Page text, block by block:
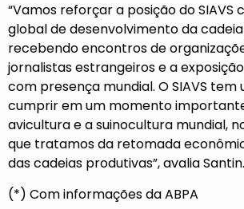
“Vamos reforçar a posição do SIAVS
global de desenvolvimento da
recebendo encontros de
jornalistas estrangeiros e a
com presença mundial. O SIAVS tem
cumprir em um momento
avicultura e a suinocultura mundial,
que tratamos da retomada
das cadeias produtivas”, avalia Santin.
(*) Com informações da ABPA